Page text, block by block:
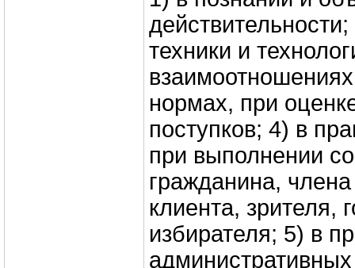
техники и
нормах, при
поступков; 4) в
при выполнении
гражданина,
клиента, зрителя,
избирателя; 5) в
административных